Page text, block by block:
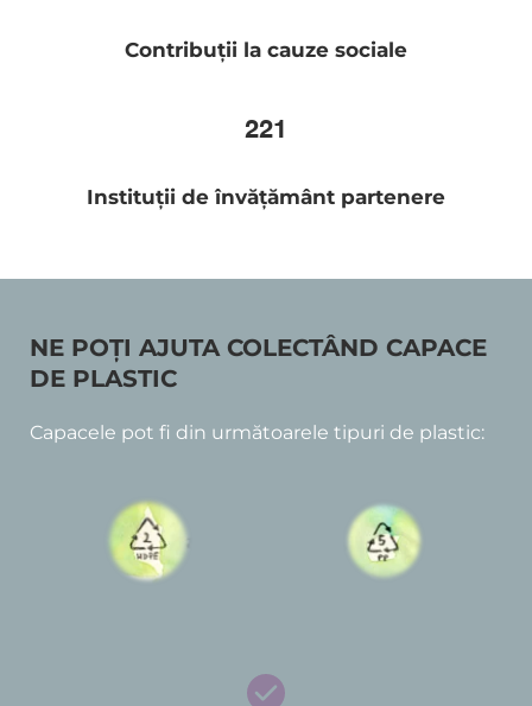
Contribuții la cauze sociale
221
Instituții de învățământ partenere
NE POȚI AJUTA COLECTÂND CAPACE
DE PLASTIC
Capacele pot fi din următoarele tipuri de plastic: